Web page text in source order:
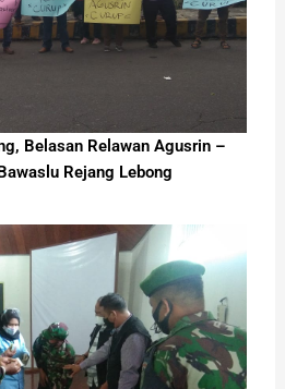
Belasan Relawan Agusrin –
Rejang Lebong